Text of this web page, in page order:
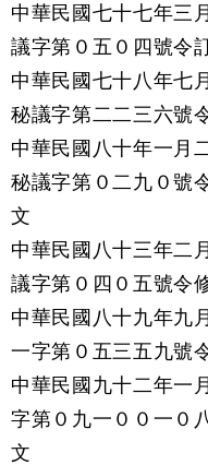
中華民國七十七年三
議字第０五０四號令
中華民國七十八年七
秘議字第二二三六號
中華民國八十年一月
秘議字第０二九０號
文
中華民國八十三年二
議字第０四０五號令
中華民國八十九年九
一字第０五三五九號
中華民國九十二年一
字第０九一００一０
文